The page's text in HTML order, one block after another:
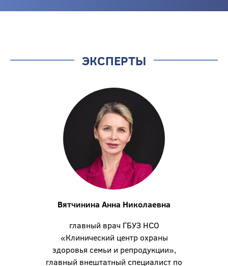
ЭКСПЕРТЫ
Вятчинина Анна Николаевна
главный врач ГБУЗ НСО
«Клинический центр охраны
здоровья семьи и репродукции»,
главный внештатный специалист по